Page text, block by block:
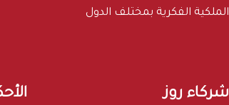
الملكية الفكرية بمختلف الدول
شركاء روز